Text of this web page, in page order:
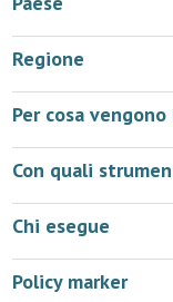
Regione
Per cosa
Con quali
Chi esegue
Policy marker